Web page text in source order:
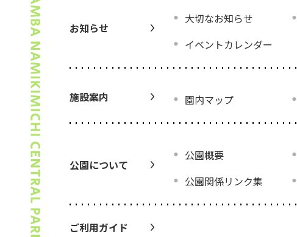
お知らせ
大切なお知らせ
イベントカレンダー
施設案内 園内マップ
公園について
公園概要
公園関係リンク集
ご利用ガイド